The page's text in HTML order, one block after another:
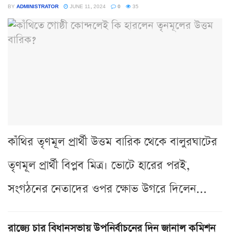
BY ADMINISTRATOR JUNE 11, 2024 0 35
কাঁথির তৃণমূল প্রার্থী উত্তম বারিক থেকে বালুরঘাটের
তৃণমূল প্রার্থী বিপ্লব মিত্র। ভোটে হারের পরই,
সংগঠনের নেতাদের ওপর ক্ষোভ উগরে দিলেন...
রাজ্যে চার বিধানসভায় উপনির্বাচনের দিন জানাল কমিশন